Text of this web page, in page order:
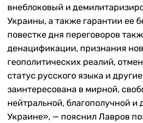
внеблоковый и
Украины, а также гарантии ее
повестке дня переговоров
денацификации, признания
геополитических реалий,
статус русского языка и
заинтересована в мирной,
нейтральной, благополучной и
Украине», — пояснил Лавров